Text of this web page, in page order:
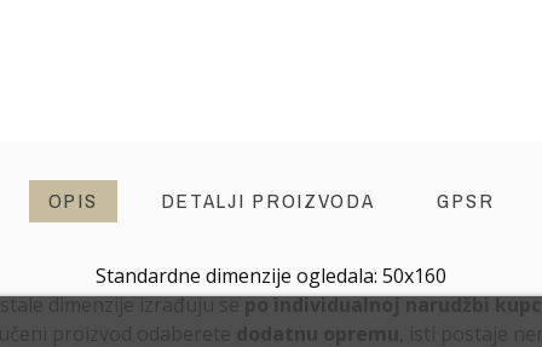
OPIS DETALJI PROIZVODA GPSR
Standardne dimenzije ogledala: 50x160
dimenzije izrađuju sepoindividualnoj narudžbi